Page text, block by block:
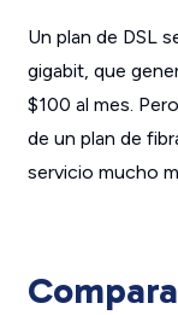
Un plan de DSL
gigabit, que
$100 al mes.
de un plan de
servicio mucho